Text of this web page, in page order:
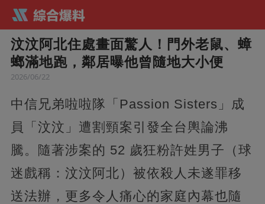
汶汶阿北住處畫面驚人！門外老鼠、蟑
螂滿地跑，鄰居曝他曾隨地大小便
2026/06/22
中信兄弟啦啦隊「Passion Sisters」成
員「汶汶」遭割頸案引發全台輿論沸
騰。隨著涉案的 52 歲狂粉許姓男子（球
迷戲稱：汶汶阿北）被依殺人未遂罪移
送法辦，更多令人痛心的家庭內幕也隨